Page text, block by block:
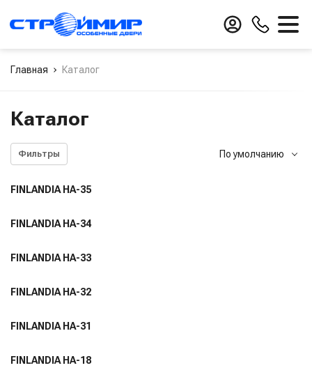
Главная Каталог
Каталог
Фильтры
По умолчанию
FINLANDIA HA-35
FINLANDIA HA-34
FINLANDIA HA-33
FINLANDIA HA-32
FINLANDIA HA-31
FINLANDIA HA-18